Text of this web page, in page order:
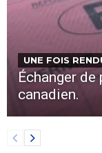
UNE FOIS
Échanger
canadien.